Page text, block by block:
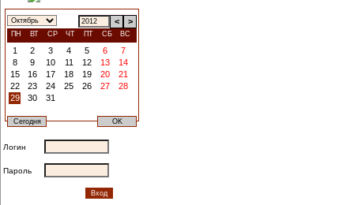
< >
ПН ВТ СР ЧТ ПТ СБ ВС
1 2 3 4 5 6
7
8
9 10 11 12 13
14
15
16 17 18 19 20
21
22
23 24 25 26 27
28
29
30 31
Логин
Пароль